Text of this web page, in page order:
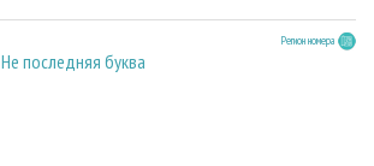
Регион номера
Не последняя буква